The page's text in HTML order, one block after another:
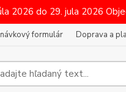
2026 do 29. jula 2026
formulár Doprava a